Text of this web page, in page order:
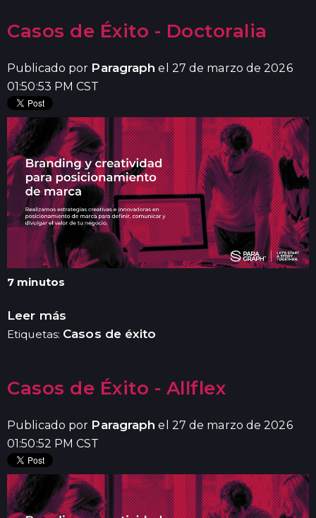
Casos de Éxito - Doctoralia
Publicado por Paragraph el 27 de marzo de 2026
01:50:53 PM CST
7 minutos
Leer más
Etiquetas: Casos de éxito
Casos de Éxito - Allflex
Publicado por Paragraph el 27 de marzo de 2026
01:50:52 PM CST